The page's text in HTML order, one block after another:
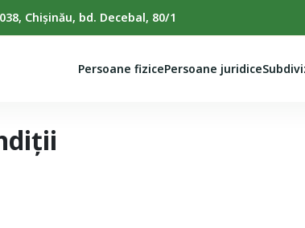
Chișinău, bd. Decebal, 80/1
Persoane fizicePersoane juridice